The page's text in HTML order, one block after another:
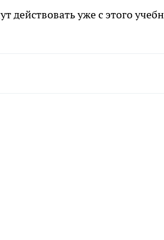
действовать уже с этого